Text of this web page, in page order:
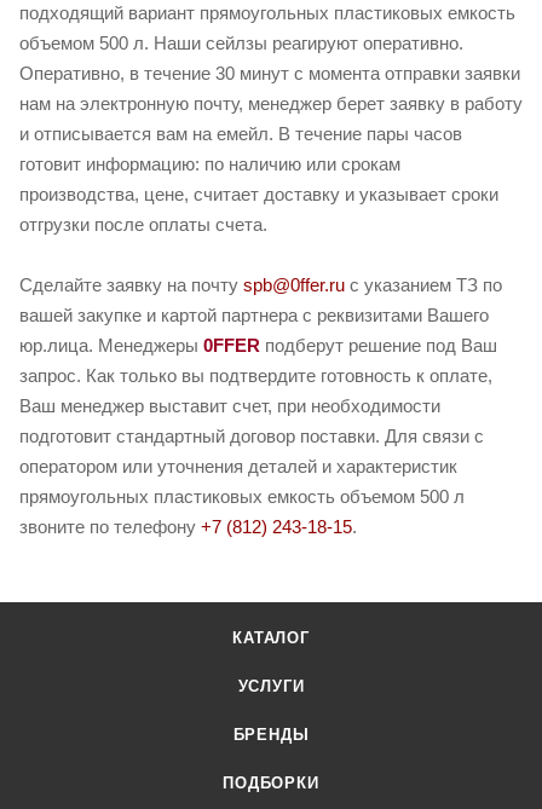
подходящий вариант прямоугольных пластиковых емкость
объемом 500 л. Наши сейлзы реагируют оперативно.
Оперативно, в течение 30 минут с момента отправки заявки
нам на электронную почту, менеджер берет заявку в работу
и отписывается вам на емейл. В течение пары часов
готовит информацию: по наличию или срокам
производства, цене, считает доставку и указывает сроки
отгрузки после оплаты счета.
Сделайте заявку на почту spb@0ffer.ru с указанием ТЗ по
вашей закупке и картой партнера с реквизитами Вашего
юр.лица. Менеджеры 0FFER подберут решение под Ваш
запрос. Как только вы подтвердите готовность к оплате,
Ваш менеджер выставит счет, при необходимости
подготовит стандартный договор поставки. Для связи с
оператором или уточнения деталей и характеристик
прямоугольных пластиковых емкость объемом 500 л
звоните по телефону +7 (812) 243-18-15.
КАТАЛОГ
УСЛУГИ
БРЕНДЫ
ПОДБОРКИ